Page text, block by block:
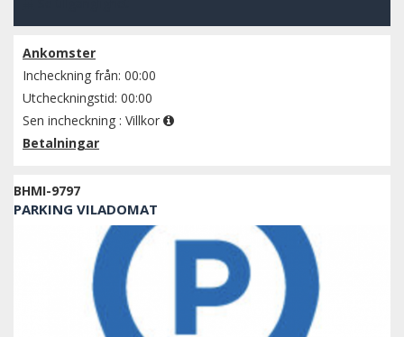
Ankomster
Incheckning från: 00:00
Utcheckningstid: 00:00
Sen incheckning : Villkor
Betalningar
BHMI-9797
PARKING VILADOMAT